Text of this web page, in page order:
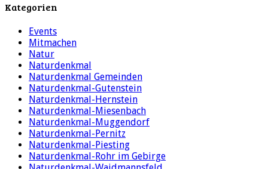
Kategorien
Events
Mitmachen
Natur
Naturdenkmal
Naturdenkmal Gemeinden
Naturdenkmal-Gutenstein
Naturdenkmal-Hernstein
Naturdenkmal-Miesenbach
Naturdenkmal-Muggendorf
Naturdenkmal-Pernitz
Naturdenkmal-Piesting
Naturdenkmal-Rohr im Gebirge